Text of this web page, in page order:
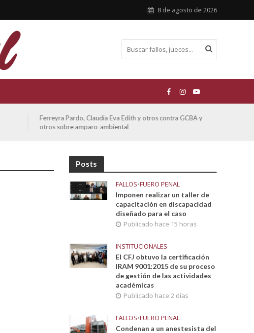
8 de agosto de 2026
ATE contra GCBA sobre amparo – empleo publico otros
Posts
FALLOS•FUERO PENAL
Imponen realizar un taller de
capacitación en discapacidad
diseñado para el caso
Publicado hace 15 horas
INSTITUCIONALES
El CFJ obtuvo la certificación
IRAM 9001:2015 de su proceso
de gestión de las actividades
académicas
Publicado hace 2 días
FALLOS•FUERO PENAL
Condenan a un anestesista del